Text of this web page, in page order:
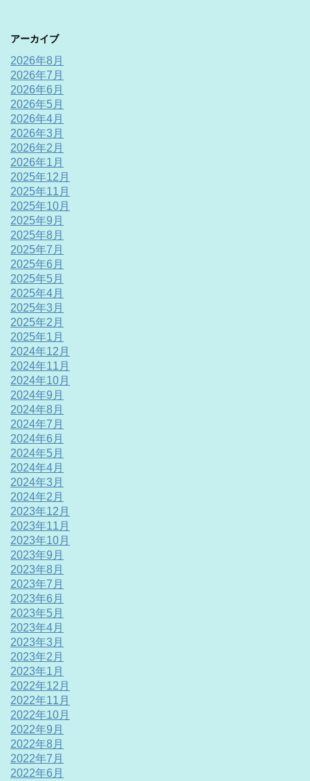
アーカイブ
2026年8月
2026年7月
2026年6月
2026年5月
2026年4月
2026年3月
2026年2月
2026年1月
2025年12月
2025年11月
2025年10月
2025年9月
2025年8月
2025年7月
2025年6月
2025年5月
2025年4月
2025年3月
2025年2月
2025年1月
2024年12月
2024年11月
2024年10月
2024年9月
2024年8月
2024年7月
2024年6月
2024年5月
2024年4月
2024年3月
2024年2月
2023年12月
2023年11月
2023年10月
2023年9月
2023年8月
2023年7月
2023年6月
2023年5月
2023年4月
2023年3月
2023年2月
2023年1月
2022年12月
2022年11月
2022年10月
2022年9月
2022年8月
2022年7月
2022年6月